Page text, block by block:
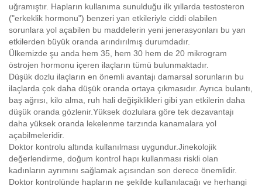
uğramıştır. Hapların kullanıma sunulduğu ilk yıllarda testosteron
("erkeklik hormonu") benzeri yan etkileriyle ciddi olabilen
sorunlara yol açabilen bu maddelerin yeni jenerasyonları bu yan
etkilerden büyük oranda arındırılmış durumdadır.
Ülkemizde şu anda hem 35, hem 30 hem de 20 mikrogram
östrojen hormonu içeren ilaçların tümü bulunmaktadır.
Düşük dozlu ilaçların en önemli avantajı damarsal sorunların bu
ilaçlarda çok daha düşük oranda ortaya çıkmasıdır. Ayrıca bulantı,
baş ağrısı, kilo alma, ruh hali değişiklikleri gibi yan etkilerin daha
düşük oranda gözlenir.Yüksek dozlulara göre tek dezavantajı
daha yüksek oranda lekelenme tarzında kanamalara yol
açabilmeleridir.
Doktor kontrolu altında kullanılması uygundur.Jinekolojik
değerlendirme, doğum kontrol hapı kullanması riskli olan
kadınların ayrımını sağlamak açısından son derece önemlidir.
Doktor kontrolünde hapların ne şekilde kullanılacağı ve herhangi